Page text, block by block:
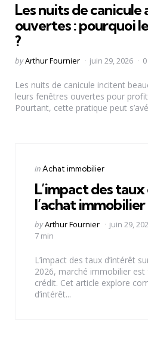
Les nuits de
ouvertes : pourquoi
?
Posted
byArthur Fournier juin 29, 2026
Les nuits de canicule incitent
leurs fenêtres ouvertes pour
Pourtant, cette pratique peut
Categories
Posted
inAchat immobilier
L’impact des
l’achat immobilier
Posted
by
byArthur Fournier juin 29,
7 min
L’impact des taux d’intérêt
2026, marché immobilier
crédit. Cet article explore
d’intérêt...